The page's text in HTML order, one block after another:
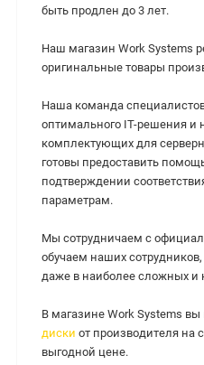
быть продлен до 3 лет.
Наш магазин Work Systems
оригинальные товары
Наша команда
оптимального IT-решения и
комплектующих для
готовы предоставить
подтверждении
параметрам.
Мы сотрудничаем с
обучаем наших
даже в наиболее сложных и
В магазине Work Systems
диски от производителя на
выгодной цене.